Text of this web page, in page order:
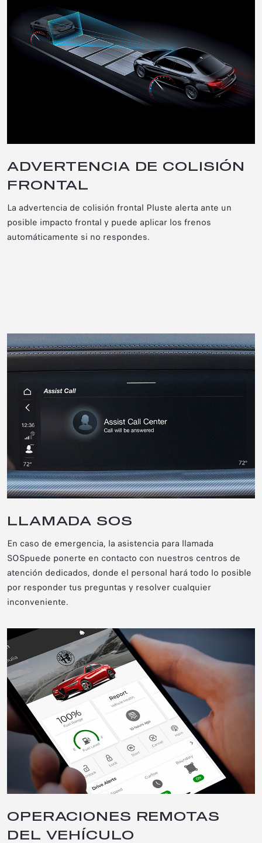
ADVERTENCIA DE COLISIÓN
FRONTAL
La advertencia de colisión frontal Pluste alerta ante un
posible impacto frontal y puede aplicar los frenos
automáticamente si no respondes.
LLAMADA SOS
En caso de emergencia, la asistencia para llamada
SOSpuede ponerte en contacto con nuestros centros de
atención dedicados, donde el personal hará todo lo posible
por responder tus preguntas y resolver cualquier
inconveniente.
OPERACIONES REMOTAS
DEL VEHÍCULO